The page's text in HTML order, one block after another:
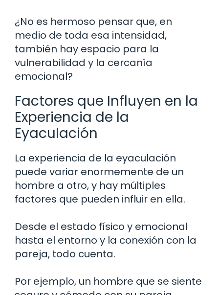
¿No es hermoso pensar que, en
medio de toda esa intensidad,
también hay espacio para la
vulnerabilidad y la cercanía
emocional?
Factores que Influyen en la
Experiencia de la
Eyaculación
La experiencia de la eyaculación
puede variar enormemente de un
hombre a otro, y hay múltiples
factores que pueden influir en ella.
Desde el estado físico y emocional
hasta el entorno y la conexión con la
pareja, todo cuenta.
Por ejemplo, un hombre que se siente